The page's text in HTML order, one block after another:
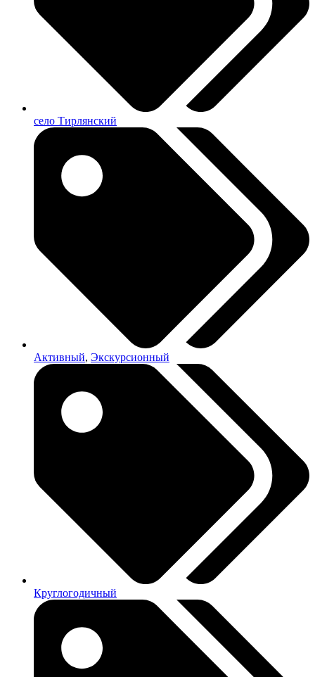
село Тирлянский
Активный, Экскурсионный
Круглогодичный